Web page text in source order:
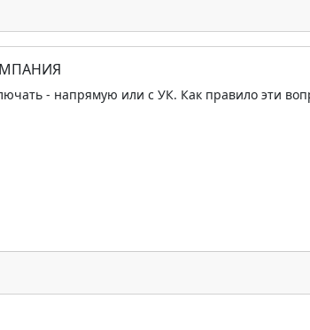
- напрямую или с УК. Как правило эти